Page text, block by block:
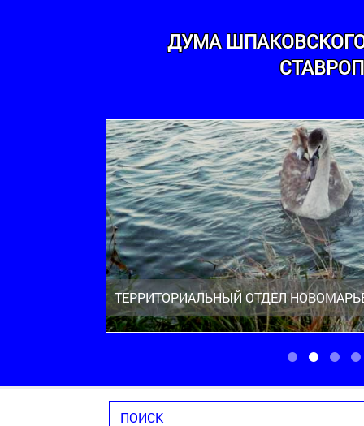
ДУМА
ТЕРРИТОРИАЛЬНЫЙ ОТДЕЛ